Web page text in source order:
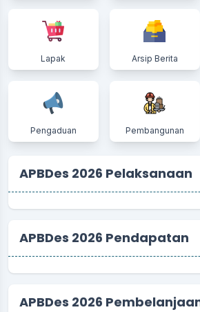
Lapak Arsip Berita
Pengaduan Pembangunan
APBDes 2026 Pelaksanaan
APBDes 2026 Pendapatan
APBDes 2026